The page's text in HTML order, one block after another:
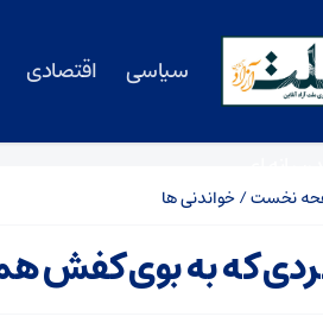
سیاسی اقتصادی
نخست/خواندنی ها
که به بوی کفش